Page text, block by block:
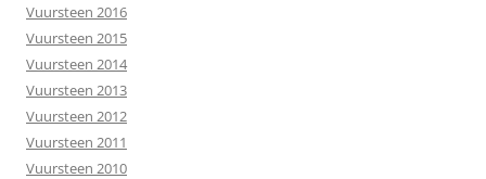
Vuursteen 2016
Vuursteen 2015
Vuursteen 2014
Vuursteen 2013
Vuursteen 2012
Vuursteen 2011
Vuursteen 2010